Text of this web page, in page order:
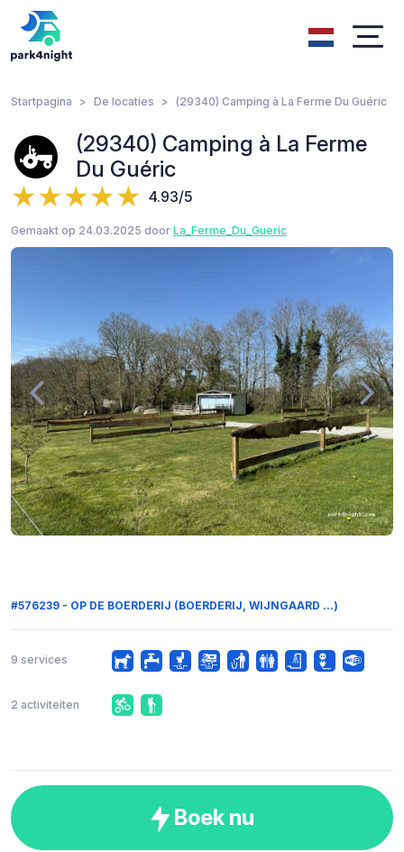
Startpagina De locaties (29340) Camping à La Ferme Du Guéric
(29340) Camping à La Ferme
Du Guéric
4.93/5
Gemaakt op 24.03.2025 door La_Ferme_Du_Gueric
#576239 - OP DE BOERDERIJ (BOERDERIJ, WIJNGAARD ...)
9 services
2 activiteiten
Boek nu